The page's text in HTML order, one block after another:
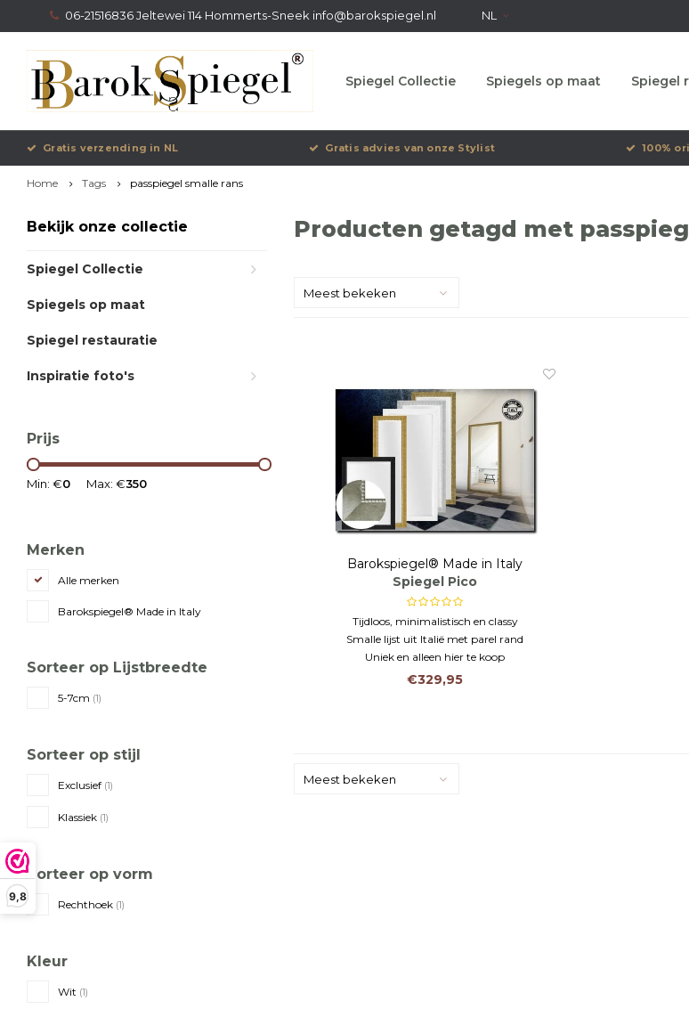
9,8
06-21516836 Jeltewei 114 Hommerts-Sneek info@barokspiegel.nl NL
Spiegel Collectie Spiegels op maat Spiegel
Gratis verzending in NL Gratis advies van onze Stylist 100%
Home Tags passpiegel smalle rans
Bekijk onze collectie
Spiegel Collectie
Spiegels op maat
Spiegel restauratie
Inspiratie foto's
Prijs
Min: €0 Max: €350
Merken
Alle merken
Barokspiegel® Made in Italy
Sorteer op Lijstbreedte
5-7cm (1)
Sorteer op stijl
Exclusief (1)
Klassiek (1)
Sorteer op vorm
Rechthoek (1)
Kleur
Wit (1)
Producten getagd met
Meest bekeken
Barokspiegel® Made in Italy
Spiegel Pico
Tijdloos, minimalistisch en classy
Smalle lijst uit Italië met parel rand
Uniek en alleen hier te koop
€329,95
Meest bekeken